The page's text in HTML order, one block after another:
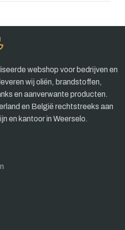
webshop voor bedrijven en
wij oliën, brandstoffen,
en aanverwante producten.
en België rechtstreeks aan
en kantoor in Weerselo.